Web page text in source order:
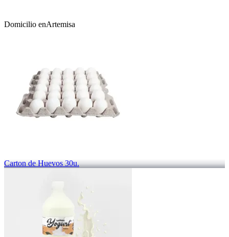
Domicilio enArtemisa
Carton de Huevos 30u.